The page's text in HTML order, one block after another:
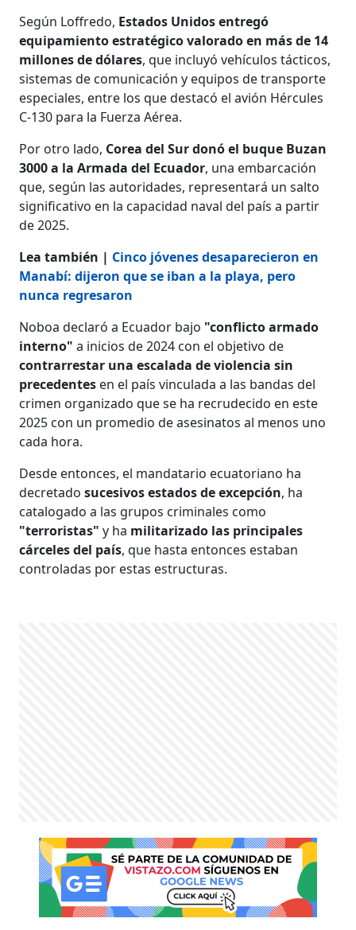
Según Loffredo, Estados Unidos entregó
equipamiento estratégico valorado en más de 14
millones de dólares, que incluyó vehículos tácticos,
sistemas de comunicación y equipos de transporte
especiales, entre los que destacó el avión Hércules
C-130 para la Fuerza Aérea.
Por otro lado, Corea del Sur donó el buque Buzan
3000 a la Armada del Ecuador, una embarcación
que, según las autoridades, representará un salto
significativo en la capacidad naval del país a partir
de 2025.
Lea también | Cinco jóvenes desaparecieron en
Manabí: dijeron que se iban a la playa, pero
nunca regresaron
Noboa declaró a Ecuador bajo "conflicto armado
interno" a inicios de 2024 con el objetivo de
contrarrestar una escalada de violencia sin
precedentes en el país vinculada a las bandas del
crimen organizado que se ha recrudecido en este
2025 con un promedio de asesinatos al menos uno
cada hora.
Desde entonces, el mandatario ecuatoriano ha
decretado sucesivos estados de excepción, ha
catalogado a las grupos criminales como
"terroristas"y ha militarizado las principales
cárceles del país, que hasta entonces estaban
controladas por estas estructuras.